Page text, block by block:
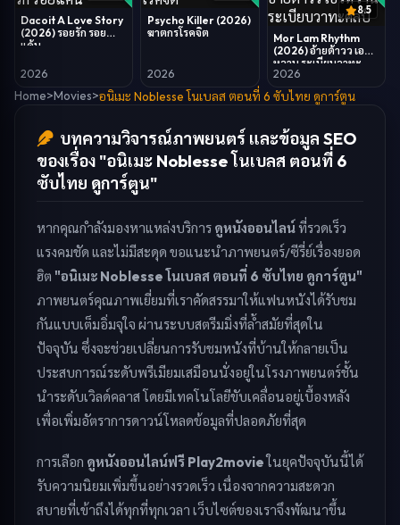
Dacoit A Love Story
(2026) รอยรัก รอย
แค้น
2026
Psycho Killer (2026)
ฆาตกรโรคจิต
2026
8.5
Mor Lam Rhythm
(2026) อ้ายต้าวว เอว
หวาน ระเบียบวาทะ
ศิลป์
2026
Home>Movies>อนิเมะ Noblesse โนเบลส ตอนที่ 6 ซับไทย ดูการ์ตูน
บทความวิจารณ์ภาพยนตร์ และข้อมูล SEO
ของเรื่อง "อนิเมะ Noblesse โนเบลส ตอนที่ 6
ซับไทย ดูการ์ตูน"
หากคุณกำลังมองหาแหล่งบริการ ดูหนังออนไลน์ที่รวดเร็ว
แรงคมชัด และไม่มีสะดุด ขอแนะนำภาพยนตร์/ซีรี่ย์เรื่องยอด
ฮิต "อนิเมะ Noblesse โนเบลส ตอนที่ 6 ซับไทย ดูการ์ตูน"
ภาพยนตร์คุณภาพเยี่ยมที่เราคัดสรรมาให้แฟนหนังได้รับชม
กันแบบเต็มอิ่มจุใจ ผ่านระบบสตรีมมิ่งที่ล้ำสมัยที่สุดใน
ปัจจุบัน ซึ่งจะช่วยเปลี่ยนการรับชมหนังที่บ้านให้กลายเป็น
ประสบการณ์ระดับพรีเมียมเสมือนนั่งอยู่ในโรงภาพยนตร์ชั้น
นำระดับเวิลด์คลาส โดยมีเทคโนโลยีขับเคลื่อนอยู่เบื้องหลัง
เพื่อเพิ่มอัตราการดาวน์โหลดข้อมูลที่ปลอดภัยที่สุด
การเลือก ดูหนังออนไลน์ฟรี Play2movieในยุคปัจจุบันนี้ได้
รับความนิยมเพิ่มขึ้นอย่างรวดเร็ว เนื่องจากความสะดวก
สบายที่เข้าถึงได้ทุกที่ทุกเวลา เว็บไซต์ของเราจึงพัฒนาขึ้น